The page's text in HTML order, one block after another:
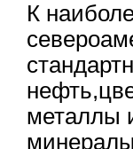
К
металлы